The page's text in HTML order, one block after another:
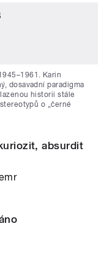
Karin
dosavadní paradigma
historii stále
o „černé
absurdit